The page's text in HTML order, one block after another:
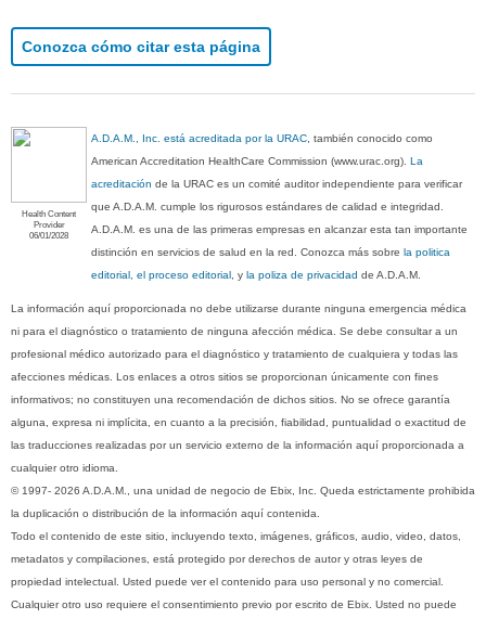
Conozca cómo citar esta página
Health Content
Provider
06/01/2028
A.D.A.M., Inc. está acreditada por la URAC , también conocido como
American Accreditation HealthCare Commission (www.urac.org).La
acreditación de la URAC es un comité auditor independiente para verificar
que A.D.A.M. cumple los rigurosos estándares de calidad e integridad.
A.D.A.M. es una de las primeras empresas en alcanzar esta tan importante
distinción en servicios de salud en la red. Conozca más sobrela politica
editorial, el proceso editorial , yla poliza de privacidad de A.D.A.M.
La información aquí proporcionada no debe utilizarse durante ninguna emergencia médica
ni para el diagnóstico o tratamiento de ninguna afección médica. Se debe consultar a un
profesional médico autorizado para el diagnóstico y tratamiento de cualquiera y todas las
afecciones médicas. Los enlaces a otros sitios se proporcionan únicamente con fines
informativos; no constituyen una recomendación de dichos sitios. No se ofrece garantía
alguna, expresa ni implícita, en cuanto a la precisión, fiabilidad, puntualidad o exactitud de
las traducciones realizadas por un servicio externo de la información aquí proporcionada a
cualquier otro idioma.
© 1997- 2026 A.D.A.M., una unidad de negocio de Ebix, Inc. Queda estrictamente prohibida
la duplicación o distribución de la información aquí contenida.
Todo el contenido de este sitio, incluyendo texto, imágenes, gráficos, audio, video, datos,
metadatos y compilaciones, está protegido por derechos de autor y otras leyes de
propiedad intelectual. Usted puede ver el contenido para uso personal y no comercial.
Cualquier otro uso requiere el consentimiento previo por escrito de Ebix. Usted no puede